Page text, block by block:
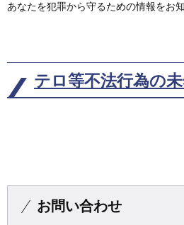
あなたを犯罪から守るための情報をお
テロ等不法行為の
お問い合わせ